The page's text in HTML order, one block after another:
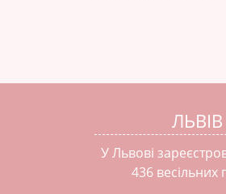
ЛЬВІВ
У Львові
436 весільних